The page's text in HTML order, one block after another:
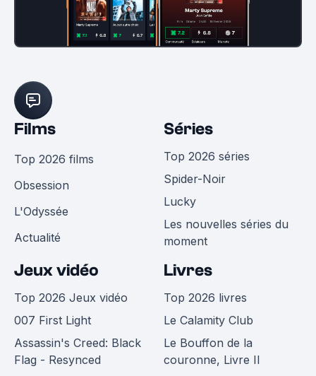
Films
Top 2026 films
Obsession
L'Odyssée
Actualité
Séries
Top 2026 séries
Spider-Noir
Lucky
Les nouvelles séries du
moment
Jeux vidéo
Top 2026 Jeux vidéo
007 First Light
Assassin's Creed: Black
Flag - Resynced
Livres
Top 2026 livres
Le Calamity Club
Le Bouffon de la
couronne, Livre II